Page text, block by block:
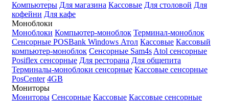
Компьютеры Для магазина Кассовые Для столовой Для
кофейни Для кафе
Моноблоки
Моноблоки Компьютер-моноблок Терминал-моноблок
Сенсорные POSBank Windows Атол Кассовые Кассовый
компьютер-моноблок Сенсорные Sam4s Atol сенсорные
Posiflex сенсорные Для ресторана Для общепита
Терминалы-моноблоки сенсорные Кассовые сенсорные
PosCenter 4GB
Мониторы
Мониторы Сенсорные Кассовые Кассовые сенсорные